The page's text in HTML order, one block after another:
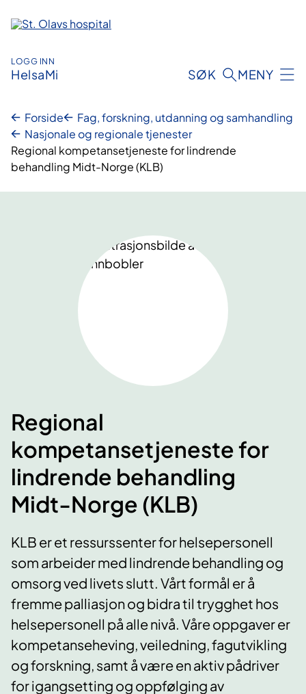
innhold
LOGG INN
HelsaMi SØK MENY
Forside
Fag, forskning, utdanning og samhandling
Nasjonale og regionale tjenester
Regional kompetansetjeneste for lindrende
behandling Midt-Norge (KLB)
Regional
kompetansetjeneste for
lindrende behandling
Midt-Norge (KLB)
KLB er et ressurssenter for helsepersonell
som arbeider med lindrende behandling og
omsorg ved livets slutt. Vårt formål er å
fremme palliasjon og bidra til trygghet hos
helsepersonell på alle nivå. Våre oppgaver er
kompetanseheving, veiledning, fagutvikling
og forskning, samt å være en aktiv pådriver
for igangsetting og oppfølging av